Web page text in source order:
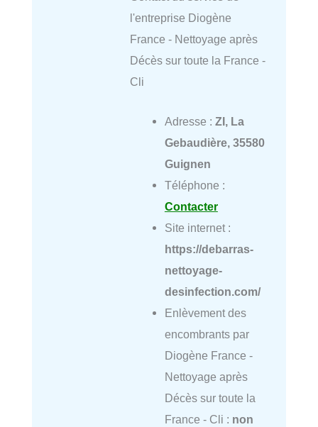
l'entreprise Diogène
France - Nettoyage après
Décès sur toute la France -
Cli
Adresse : ZI, La
Gebaudière, 35580
Guignen
Téléphone :
Contacter
Site internet :
https://debarras-
nettoyage-
desinfection.com/
Enlèvement des
encombrants par
Diogène France -
Nettoyage après
Décès sur toute la
France - Cli : non